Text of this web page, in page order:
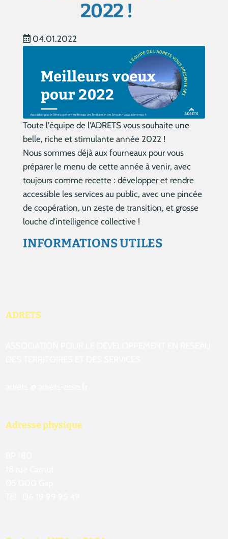
2022 !
04.01.2022
Toute l'équipe de l'ADRETS vous souhaite une
belle, riche et stimulante année 2022 !
Nous sommes déjà aux fourneaux pour vous
préparer le menu de cette année à venir, avec
toujours comme recette : développer et rendre
accessible les services au public, avec une pincée
de coopération, un zeste de transition, et grosse
louche d'intelligence collective !
INFORMATIONS UTILES
ADRETS
Adresse physique